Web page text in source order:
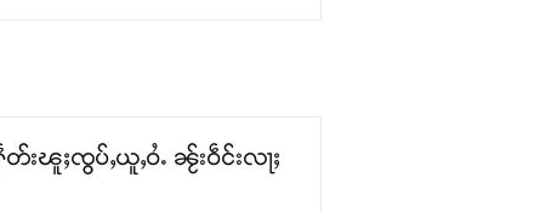
ၽူႈၸွပ်ႇယူႇဝႆႉ ၼႂ်းဝဵင်းလႃႈ